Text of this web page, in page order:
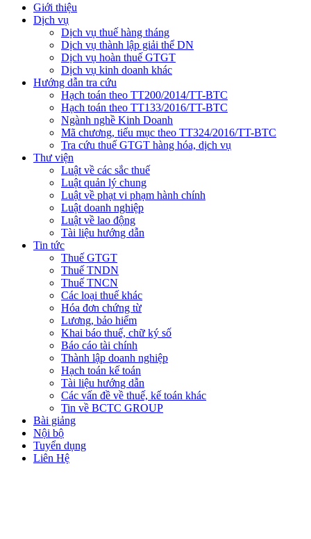
Giới thiệu
Dịch vụ
Dịch vụ thuế hàng tháng
Dịch vụ thành lập giải thể DN
Dịch vụ hoàn thuế GTGT
Dịch vụ kinh doanh khác
Hướng dẫn tra cứu
Hạch toán theo TT200/2014/TT-BTC
Hạch toán theo TT133/2016/TT-BTC
Ngành nghề Kinh Doanh
Mã chương, tiểu mục theo TT324/2016/TT-BTC
Tra cứu thuế GTGT hàng hóa, dịch vụ
Thư viện
Luật về các sắc thuế
Luật quản lý chung
Luật về phạt vi phạm hành chính
Luật doanh nghiệp
Luật về lao động
Tài liệu hướng dẫn
Tin tức
Thuế GTGT
Thuế TNDN
Thuế TNCN
Các loại thuế khác
Hóa đơn chứng từ
Lương, bảo hiểm
Khai báo thuế, chữ ký số
Báo cáo tài chính
Thành lập doanh nghiệp
Hạch toán kế toán
Tài liệu hướng dẫn
Các vấn đề về thuế, kế toán khác
Tin về BCTC GROUP
Bài giảng
Nội bộ
Tuyển dụng
Liên Hệ